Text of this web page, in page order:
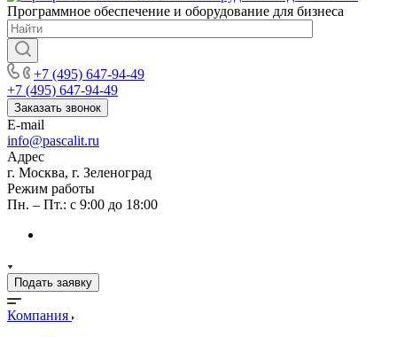
Программное обеспечение и оборудование для бизнеса
+7 (495) 647-94-49
+7 (495) 647-94-49
Заказать звонок
E-mail
info@pascalit.ru
Адрес
г. Москва, г. Зеленоград
Режим работы
Пн. – Пт.: с 9:00 до 18:00
Подать заявку
Компания